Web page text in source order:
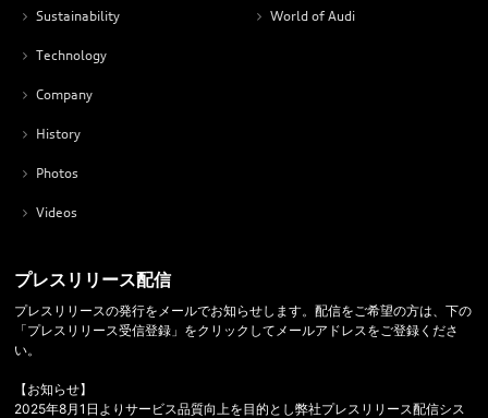
Sustainability
Technology
Company
History
Photos
Videos
World of Audi
プレスリリース配信
プレスリリースの発行をメールでお知らせします。配信をご希望の方は、下の
「プレスリリース受信登録」をクリックしてメールアドレスをご登録くださ
い。
【お知らせ】
2025年8月1日よりサービス品質向上を目的とし弊社プレスリリース配信シス